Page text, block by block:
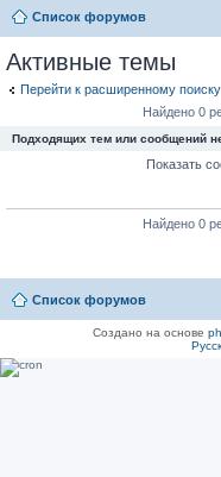
Список форумов
Активные темы
Перейти к расширенному поиску
Найдено 0
Подходящих тем или сообщений
Показать
Найдено 0
Список форумов
Создано на основе